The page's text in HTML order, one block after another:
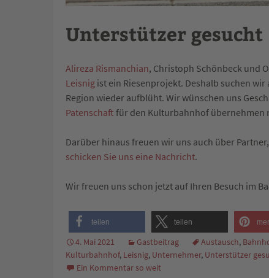
Unterstützer gesucht
Alireza Rismanchian, Christoph Schönbeck und
Leisnig ist ein Riesenprojekt. Deshalb suchen
Region wieder aufblüht. Wir wünschen uns
Patenschaft für den Kulturbahnhof übernehmen
Darüber hinaus freuen wir uns auch über
schicken Sie uns eine Nachricht.
Wir freuen uns schon jetzt auf Ihren Besuch im
teilen teilen
4. Mai 2021 Gastbeitrag Austausch,
Kulturbahnhof, Leisnig, Unternehmer, Unterstützer
Ein Kommentar so weit